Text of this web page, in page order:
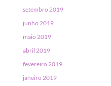
setembro 2019
junho 2019
maio 2019
abril 2019
fevereiro 2019
janeiro 2019